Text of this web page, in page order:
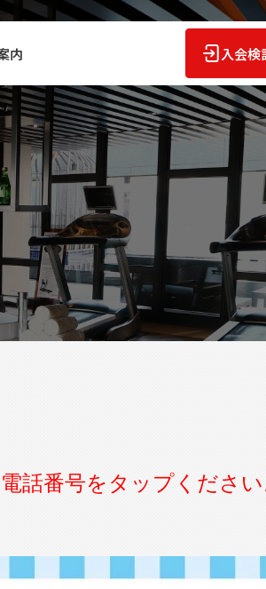
内 入会検
話番号をタップください